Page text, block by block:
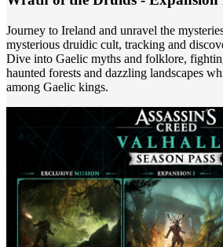
Journey to Ireland and unravel the
mysterious druidic cult, tracking and
Dive into Gaelic myths and folklore,
haunted forests and dazzling landscapes
among Gaelic kings.